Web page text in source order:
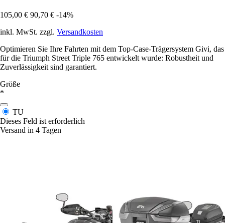
105,00 € 90,70 € -14%
inkl. MwSt. zzgl. Versandkosten
Optimieren Sie Ihre Fahrten mit dem Top-Case-Trägersystem Givi, das
für die Triumph Street Triple 765 entwickelt wurde: Robustheit und
Zuverlässigkeit sind garantiert.
Größe
*
TU
Dieses Feld ist erforderlich
Versand in 4 Tagen